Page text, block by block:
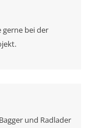
gerne bei der
und Radlader